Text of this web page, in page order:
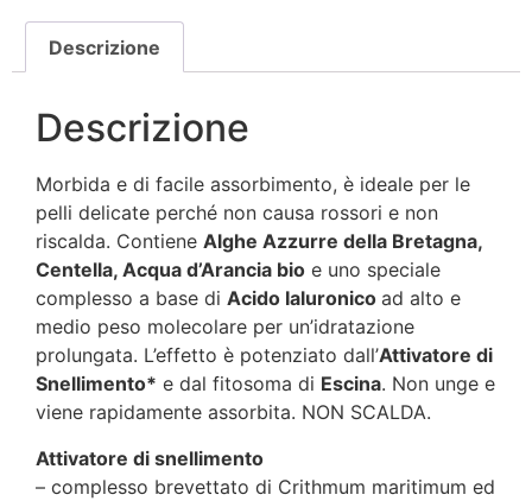
Descrizione
Descrizione
Morbida e di facile assorbimento, è ideale per le
pelli delicate perché non causa rossori e non
riscalda. Contiene Alghe Azzurre della Bretagna,
Centella, Acqua d’Arancia bio e uno speciale
complesso a base di Acido Ialuronico ad alto e
medio peso molecolare per un’idratazione
prolungata. L’effetto è potenziato dall’Attivatore di
Snellimento* e dal fitosoma di Escina. Non unge e
viene rapidamente assorbita. NON SCALDA.
Attivatore di snellimento
– complesso brevettato di Crithmum maritimum ed